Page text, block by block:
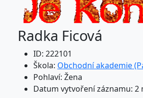
Radka Ficová
ID: 222101
Škola: Obchodní akademie
Pohlaví: Žena
Datum vytvoření záznamu: 2